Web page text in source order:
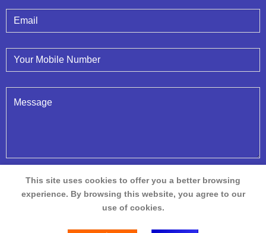
This site uses cookies to offer you a better browsing
experience. By browsing this website, you agree to our
use of cookies.